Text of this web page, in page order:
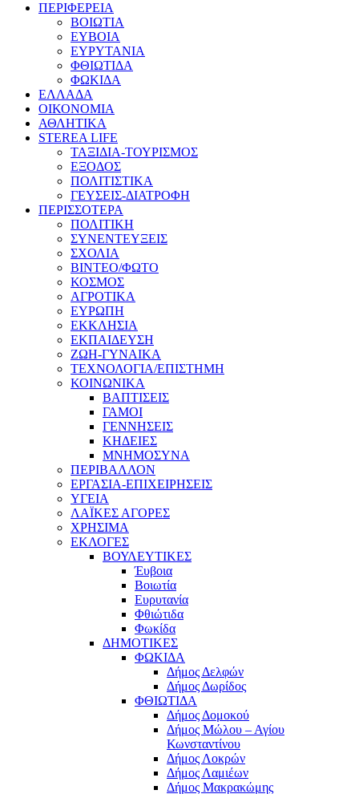
ΠΕΡΙΦΕΡΕΙΑ
ΒΟΙΩΤΙΑ
ΕΥΒΟΙΑ
ΕΥΡΥΤΑΝΙΑ
ΦΘΙΩΤΙΔΑ
ΦΩΚΙΔΑ
ΕΛΛΑΔΑ
ΟΙΚΟΝΟΜΙΑ
ΑΘΛΗΤΙΚΑ
STEREA LIFE
ΤΑΞΙΔΙΑ-ΤΟΥΡΙΣΜΟΣ
ΕΞΟΔΟΣ
ΠΟΛΙΤΙΣΤΙΚΑ
ΓΕΥΣΕΙΣ-ΔΙΑΤΡΟΦΗ
ΠΕΡΙΣΣΟΤΕΡΑ
ΠΟΛΙΤΙΚΗ
ΣΥΝΕΝΤΕΥΞΕΙΣ
ΣΧΟΛΙΑ
ΒΙΝΤΕΟ/ΦΩΤΟ
ΚΟΣΜΟΣ
ΑΓΡΟΤΙΚΑ
ΕΥΡΩΠΗ
ΕΚΚΛΗΣΙΑ
ΕΚΠΑΙΔΕΥΣΗ
ΖΩΗ-ΓΥΝΑΙΚΑ
ΤΕΧΝΟΛΟΓΙΑ/ΕΠΙΣΤΗΜΗ
ΚΟΙΝΩΝΙΚΑ
ΒΑΠΤΙΣΕΙΣ
ΓΑΜΟΙ
ΓΕΝΝΗΣΕΙΣ
ΚΗΔΕΙΕΣ
ΜΝΗΜΟΣΥΝΑ
ΠΕΡΙΒΑΛΛΟΝ
ΕΡΓΑΣΙΑ-ΕΠΙΧΕΙΡΗΣΕΙΣ
ΥΓΕΙΑ
ΛΑΪΚΕΣ ΑΓΟΡΕΣ
ΧΡΗΣΙΜΑ
ΕΚΛΟΓΕΣ
ΒΟΥΛΕΥΤΙΚΕΣ
Έυβοια
Βοιωτία
Ευρυτανία
Φθιώτιδα
Φωκίδα
ΔΗΜΟΤΙΚΕΣ
ΦΩΚΙΔΑ
Δήμος Δελφών
Δήμος Δωρίδος
ΦΘΙΩΤΙΔΑ
Δήμος Δομοκού
Δήμος Μώλου – Αγίου
Κωνσταντίνου
Δήμος Λοκρών
Δήμος Λαμιέων
Δήμος Μακρακώμης